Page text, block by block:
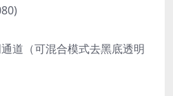
道（可混合模式去黑底透明